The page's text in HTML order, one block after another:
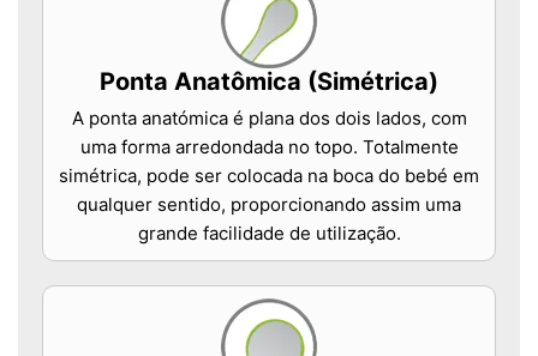
Ponta Anatômica (Simétrica)
A ponta anatómica é plana dos dois lados, com
uma forma arredondada no topo. Totalmente
simétrica, pode ser colocada na boca do bebé em
qualquer sentido, proporcionando assim uma
grande facilidade de utilização.